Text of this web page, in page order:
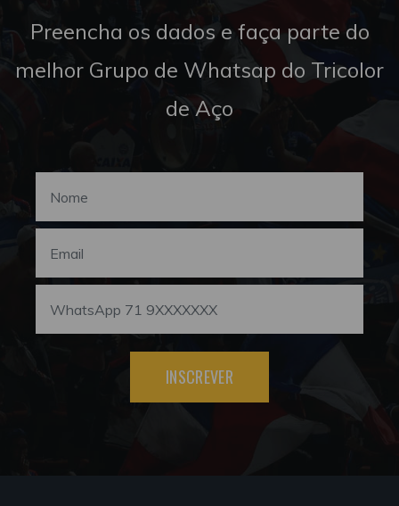
Preencha os dados e faça parte do
melhor Grupo de Whatsap do Tricolor
de Aço
INSCREVER